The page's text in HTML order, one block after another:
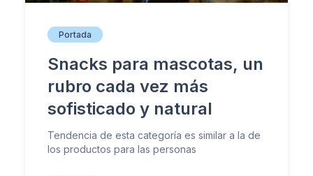
Portada
Snacks para mascotas, un
rubro cada vez más
sofisticado y natural
Tendencia de esta categoría es similar a la de
los productos para las personas